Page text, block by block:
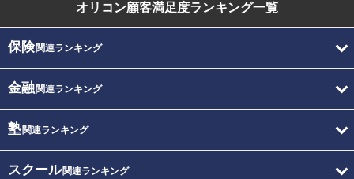
オリコン顧客満足度ランキング一覧
保険関連ランキング
金融関連ランキング
塾関連ランキング
スクール関連ランキング